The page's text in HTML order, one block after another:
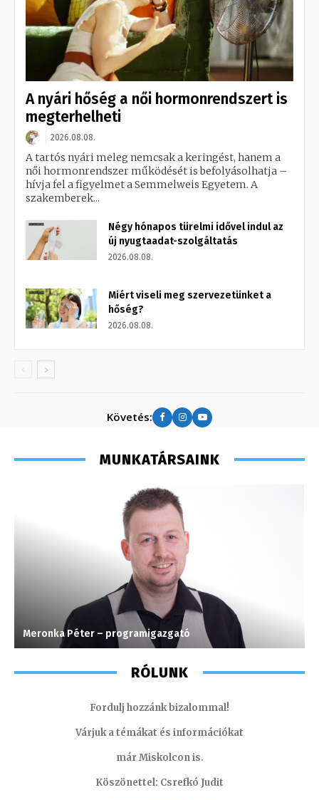
A nyári hőség a női hormonrendszert is
megterhelheti
2026.08.08.
A tartós nyári meleg nemcsak a keringést, hanem a
női hormonrendszer működését is befolyásolhatja –
hívja fel a figyelmet a Semmelweis Egyetem. A
szakemberek...
Négy hónapos türelmi idővel indul az
új nyugtaadat-szolgáltatás
2026.08.08.
Miért viseli meg szervezetünket a
hőség?
2026.08.08.
Követés:
MUNKATÁRSAINK
Meronka Péter – programigazgató
RÓLUNK
Fordulj hozzánk bizalommal!
Várjuk a témákat és információkat
már Miskolcon is.
Köszönettel: Csrefkó Judit